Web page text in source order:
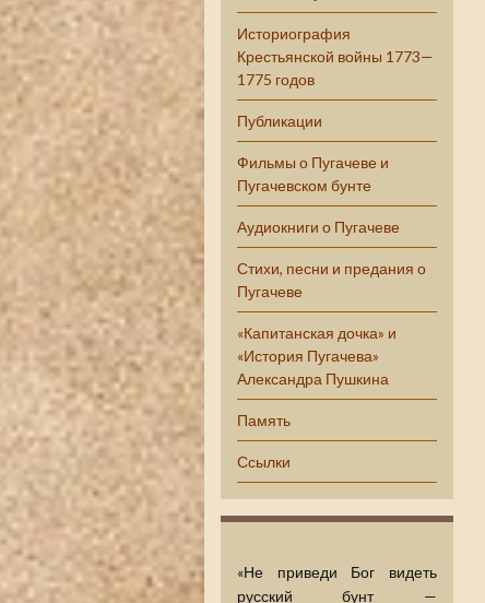
Историография
Крестьянской войны 1773—
1775 годов
Публикации
Фильмы о Пугачеве и
Пугачевском бунте
Аудиокниги о Пугачеве
Стихи, песни и предания о
Пугачеве
«Капитанская дочка» и
«История Пугачева»
Александра Пушкина
Память
Ссылки
«Не приведи Бог видеть
русский бунт —